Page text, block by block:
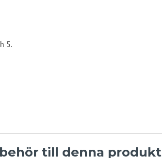
5.
till denna produkt